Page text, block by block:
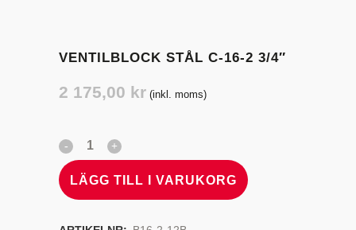
VENTILBLOCK STÅL C-16-2 3/4″
2 175,00 kr (inkl. moms)
LÄGG TILL I VARUKORG